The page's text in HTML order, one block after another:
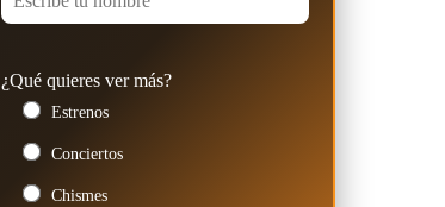
¿Qué quieres ver más?
Estrenos
Conciertos
Chismes